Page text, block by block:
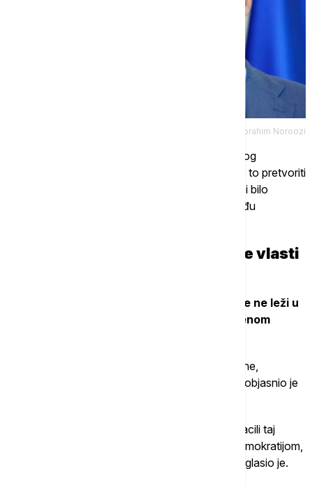
Tanjug AP/Ebrahim Noroozi
Kratkoročno, to bi moglo da otvori fazu relativnog
popuštanja tenzija unutar EU i NATO. Da li će se to pretvoriti
u istinsko jedinstvo, tek ostaje da se vidi. Za to bi bilo
potrebno sprečiti dalje zaoštravanje spora između
Stručnjak: Pravi značaj promene vlasti
Za Hegeduša, stvarni značaj promene vlade ne leži u
pojedinačnim političkim odlukama, već u njenom
"Zemlja je prošla kroz šesnaest godina neliberalne,
radikalno desne vlasti i prateće autokratizacije“, objasnio je
"U tom kontekstu, mađarski birači su jasno odbacili taj
politički kurs i izrazili svoju želju za liberalnom demokratijom,
vladavinom prava i evropskim integracijama“, naglasio je.